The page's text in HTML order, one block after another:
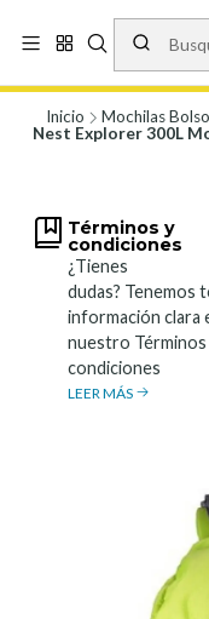
Vísita nuestro local en Los
19.00, Sábados 10:00 a
Inicio Mochilas
Nest Explorer 300L
Términos y
condiciones
¿Tienes
dudas? Tenemos
información clara
nuestro Términos
condiciones
LEER MÁS